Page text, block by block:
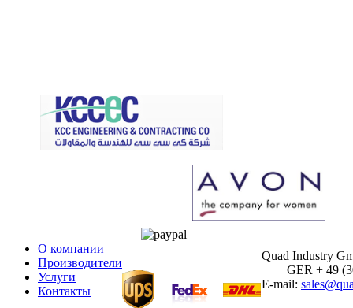
О компании
Производители
Услуги
Контакты
Quad Industry
GER + 49
E-mail: